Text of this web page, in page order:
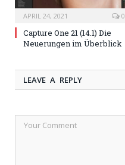
APRIL 24, 2021 0
Capture One 21 (14.1) Die
Neuerungen im Überblick
LEAVE A REPLY